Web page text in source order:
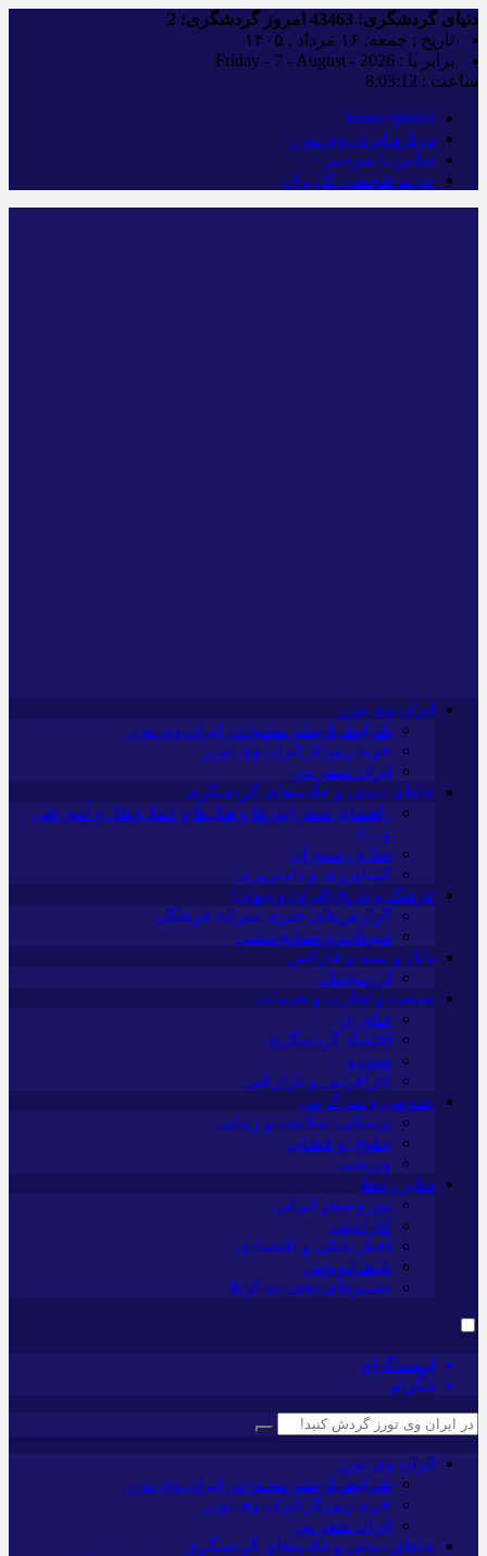
دنیای گردشگری: امروز گردشگری:
تاریخ : جمعه, ۱۶ مرداد , ۱۴۰۵
برابر با : Friday - 7 - August - 2026
ساعت : 8:03:13
iranwaytours
درباره ایران وی تورز
تماس با سردبیر
حریم شخصی کاربران
ایران وی تورز
شرایط بازنشر محتوا در ایران وی تورز
خرید رپورتاژ ایران وی تورز
ایران سفر تور
جاهای دیدنی و جاذبه‌های گردشگری
راهنمای سفر (تورها و هتل‌ها و حمل‌و‌نقل و آموزشی
و…)
غذا و رستوران
کشاورزی و دامپروری
فرهنگ و تاریخ (ایران و جهان)
گزارش‌های خبری میراث فرهنگی
سوغات و صنایع دستی
بانک و بیمه و فارکس
ارزدیجیتال
صنعت و تجارت و خدمات
فناوری
اقتصاد گردشگری
خودرو
کارآفرینی و بازاریابی
عمومی و سرگرمی
پزشکی، سلامت و زیبایی
حقوق و قضایی
ورزشی
سایر راه‌ها
تور و سفر ایرانی
کارا دیلی
اخبار بانکی و اقتصادی
بلیط اتوبوس
مسیرهای نجف به کربلا
اینستاگرام
تلگرام
ایران وی تورز
شرایط بازنشر محتوا در ایران وی تورز
خرید رپورتاژ ایران وی تورز
ایران سفر تور
جاهای دیدنی و جاذبه‌های گردشگری